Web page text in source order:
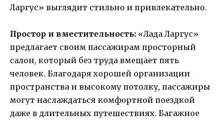
Ларгус» выглядит стильно и привлекательно.
Простор и вместительность: «Лада Ларгус»
предлагает своим пассажирам просторный
салон, который без труда вмещает пять
человек. Благодаря хорошей организации
пространства и высокому потолку, пассажиры
могут наслаждаться комфортной поездкой
даже в длительных путешествиях. Багажное